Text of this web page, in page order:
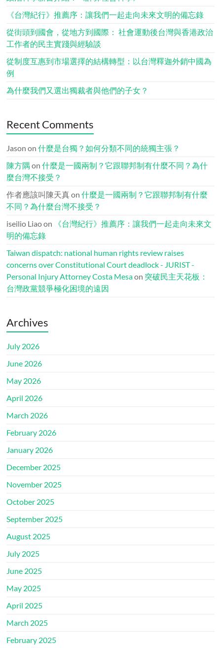
《台灣紀行》推薦序：讓我們一起走向未來文明的備忘錄
從街頭到國會，從地方到國際： 社會運動後台灣與香港政治
工作者的民主實踐與經驗談
從制度互惠到市場選擇的結構轉型：以台灣釋迦外銷中國為
例
為什麼我們又選出獨裁者與他們的子女？
Recent Comments
Jason on什麼是台獨？如何分類不同的統獨主張？
陳方隅 on什麼是一國兩制？它跟聯邦制有什麼不同？為什
麼台灣不接受？
作者應該叫陳天真on什麼是一國兩制？它跟聯邦制有什麼
不同？為什麼台灣不接受？
iseilio Liaoon
《台灣紀行》推薦序：讓我們一起走向未來文
明的備忘錄
Taiwan dispatch: national human rights review raises
concerns over Constitutional Court deadlock - JURIST -
Personal Injury Attorney Costa Mesaon 突破民主天花板：
台灣政黨競爭極化困境的遠因
Archives
July 2026
June 2026
May 2026
April 2026
March 2026
February 2026
January 2026
December 2025
November 2025
October 2025
September 2025
August 2025
July 2025
June 2025
May 2025
April 2025
March 2025
February 2025